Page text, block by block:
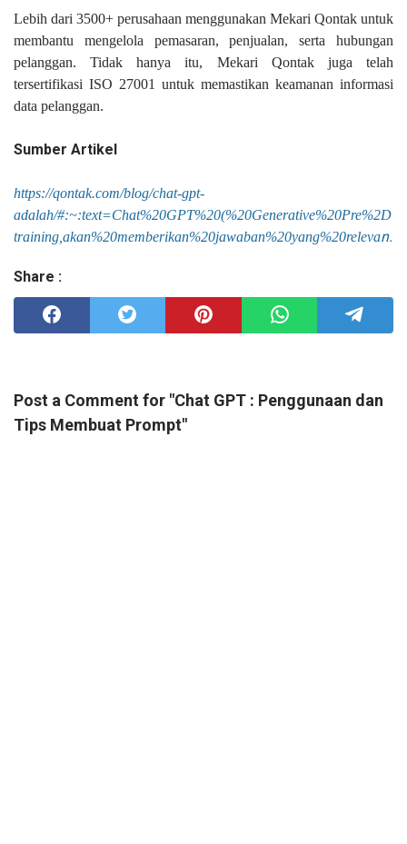
Lebih dari 3500+ perusahaan menggunakan Mekari Qontak untuk
membantu mengelola pemasaran, penjualan, serta hubungan
pelanggan. Tidak hanya itu, Mekari Qontak juga telah
tersertifikasi ISO 27001 untuk memastikan keamanan informasi
data pelanggan.
Sumber Artikel
https://qontak.com/blog/chat-gpt-
adalah/#:~:text=Chat%20GPT%20(%20Generative%20Pre%2D
training,akan%20memberikan%20jawaban%20yang%20relevan.
Share :
Post a Comment for "Chat GPT : Penggunaan dan
Tips Membuat Prompt"